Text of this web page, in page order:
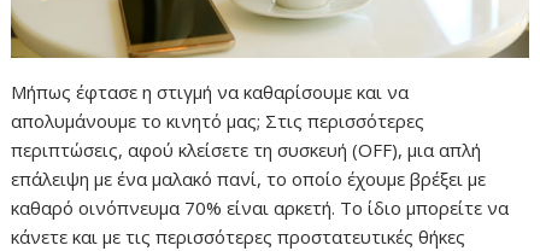
Μήπως έφτασε η στιγμή να καθαρίσουμε και να
απολυμάνουμε το κινητό μας; Στις περισσότερες
περιπτώσεις, αφού κλείσετε τη συσκευή (OFF), μια απλή
επάλειψη με ένα μαλακό πανί, το οποίο έχουμε βρέξει με
καθαρό οινόπνευμα 70% είναι αρκετή. Το ίδιο μπορείτε να
κάνετε και με τις περισσότερες προστατευτικές θήκες